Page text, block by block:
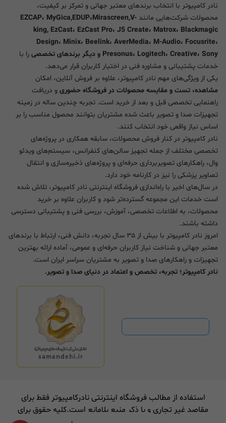
نادر کامپیوتر با انتخاب برندهای معتبر جهانی و تمرکز بر کیفیت،
محصولات شرکت‌هایی مانند EZCAP، MyGica,EDUP،Mirascreen,V-
king, EzCast، EzCast Pro، J5 Create، Matrox، Blackmagic
Design، Minix، Beelink، AverMedia، M-Audio، Focusrite،
Presonus، Logitech، Creative، Sony و دیگر برندهای تخصصی
را با
خدمات پشتیبانی و مشاوره فنی در اختیار کاربران قرار می‌دهد.
یکی از ویژگی‌های مهم نادر کامپیوتر، علاوه بر فروش آنلاین، امکان
مشاهده، تست و مقایسه محصولات در فروشگاه حضوری و دریافت
راهنمایی تخصصی قبل و بعد از خرید است. تجربه چندین ساله در زمینه
تجهیزات صدا و تصویر باعث شده مشتریان بتوانند محصول مناسب را بر
اساس نیاز واقعی خود انتخاب کنند.
نادر کامپیوتر در کنار فروش محصولات، سابقه همکاری در پروژه‌های
تخصصی مختلف از جمله تجهیز سالن‌های کنفرانس، سیستم‌های ویدئو
وال، راهکارهای تصویربرداری حرفه‌ای و پروژه‌های ذخیره‌سازی و انتقال
تصاویر پزشکی را نیز در کارنامه خود دارد.
در سال‌های اخیر با راه‌اندازی فروشگاه اینترنتی نادر کامپیوتر، تلاش شده
است خدمات این مجموعه گسترده‌تر شود و کاربران علاوه بر خرید
محصولات، به اطلاعات تخصصی، آموزش، بررسی فنی و پشتیبانی دسترسی
داشته باشند.
امروز نادر کامپیوتر با بیش از ۳۵ سال تجربه، دانش فنی، ارتباط با برندهای
معتبر جهانی و شناخت نیاز کاربران حرفه‌ای و عمومی، آماده ارائه بهترین
تجهیزات و راهکارهای صدا و تصویر به مشتریان سراسر ایران است.
نادر کامپیوتر؛ تجربه، تخصص و اعتماد در دنیای صدا و تصویر.
استفاده از مطالب فروشگاه اینترنتی نادرکامپیوتر فقط برای
مقاصد غیر تجاری و با ذکر منبع بلامانع است.کلیه حقوق برای